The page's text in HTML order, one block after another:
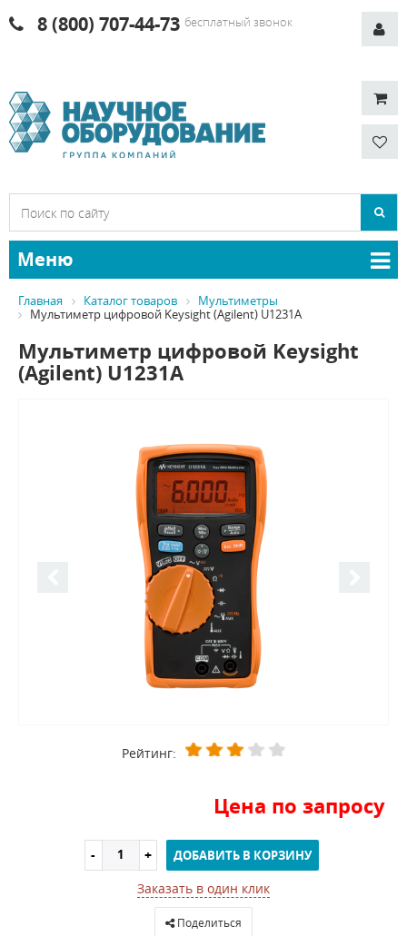
8 (800) 707-44-73 бесплатный звонок
Меню
Главная Каталог товаров
Мультиметры
Мультиметр цифровой Keysight (Agilent) U1231A
Мультиметр цифровой Keysight
(Agilent) U1231A
Рейтинг:
Цена по запросу
ДОБАВИТЬ В КОРЗИНУ
Заказать в один клик
Поделиться